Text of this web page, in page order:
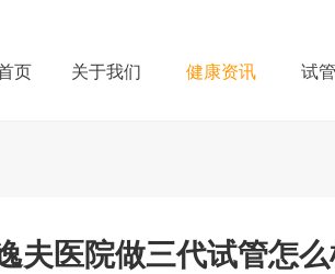
页 关于我们 健康资讯 试
夫医院做三代试管怎